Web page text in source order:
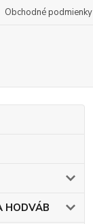
Obchodné podmienky
HODVÁB